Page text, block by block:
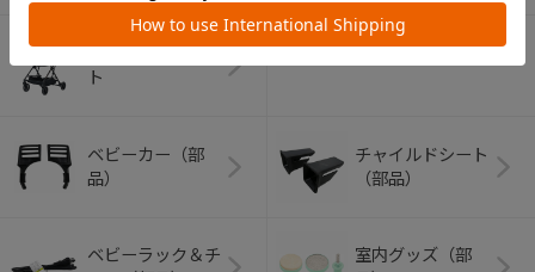
ショッピングカー
ト
ベビーカー（部
品）
チャイルドシート
（部品）
ベビーラック＆チ
室内グッズ（部